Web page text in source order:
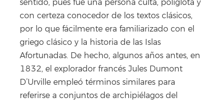
sentido, pues fue una persona culta, políglota y
con certeza conocedor de los textos clásicos,
por lo que fácilmente era familiarizado con el
griego clásico y la historia de las Islas
Afortunadas. De hecho, algunos años antes, en
1832, el explorador francés Jules Dumont
D’Urville empleó términos similares para
referirse a conjuntos de archipiélagos del